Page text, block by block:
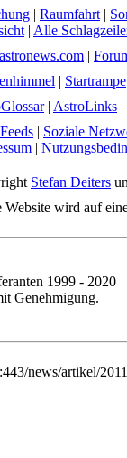
| Raumfahrt |
| Alle
|
| Startrampe
| AstroLinks
| Soziale
|
Stefan Deiters
Website wird auf
1999 - 2020
Genehmigung.
news/artikel/